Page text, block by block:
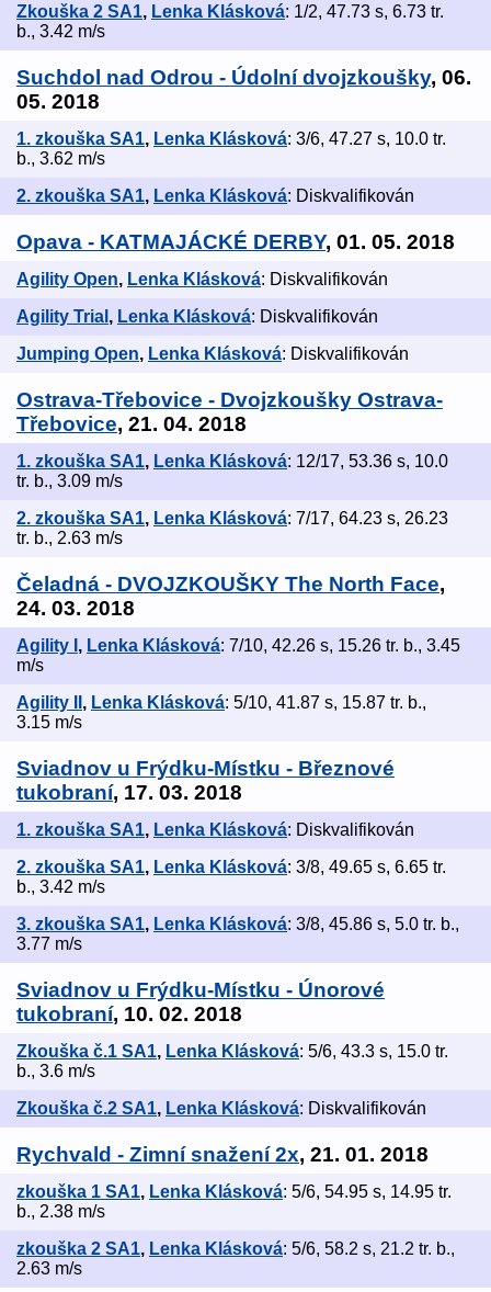
Zkouška 2 SA1, Lenka Klásková: 1/2, 47.73 s, 6.73 tr.
b., 3.42 m/s
Suchdol nad Odrou - Údolní dvojzkoušky, 06.
05. 2018
1. zkouška SA1, Lenka Klásková: 3/6, 47.27 s, 10.0 tr.
b., 3.62 m/s
2. zkouška SA1, Lenka Klásková: Diskvalifikován
Opava - KATMAJÁCKÉ DERBY, 01. 05. 2018
Agility Open, Lenka Klásková: Diskvalifikován
Agility Trial , Lenka Klásková: Diskvalifikován
Jumping Open, Lenka Klásková: Diskvalifikován
Ostrava-Třebovice - Dvojzkoušky Ostrava-
Třebovice, 21. 04. 2018
1. zkouška SA1, Lenka Klásková: 12/17, 53.36 s, 10.0
tr. b., 3.09 m/s
2. zkouška SA1, Lenka Klásková: 7/17, 64.23 s, 26.23
tr. b., 2.63 m/s
Čeladná - DVOJZKOUŠKY The North Face,
24. 03. 2018
Agility I , Lenka Klásková: 7/10, 42.26 s, 15.26 tr. b., 3.45
m/s
Agility II , Lenka Klásková: 5/10, 41.87 s, 15.87 tr. b.,
3.15 m/s
Sviadnov u Frýdku-Místku - Březnové
tukobraní, 17. 03. 2018
1. zkouška SA1, Lenka Klásková: Diskvalifikován
2. zkouška SA1, Lenka Klásková: 3/8, 49.65 s, 6.65 tr.
b., 3.42 m/s
3. zkouška SA1, Lenka Klásková: 3/8, 45.86 s, 5.0 tr. b.,
3.77 m/s
Sviadnov u Frýdku-Místku - Únorové
tukobraní, 10. 02. 2018
Zkouška č.1 SA1, Lenka Klásková: 5/6, 43.3 s, 15.0 tr.
b., 3.6 m/s
Zkouška č.2 SA1, Lenka Klásková: Diskvalifikován
Rychvald - Zimní snažení 2x, 21. 01. 2018
zkouška 1 SA1, Lenka Klásková: 5/6, 54.95 s, 14.95 tr.
b., 2.38 m/s
zkouška 2 SA1, Lenka Klásková: 5/6, 58.2 s, 21.2 tr. b.,
2.63 m/s